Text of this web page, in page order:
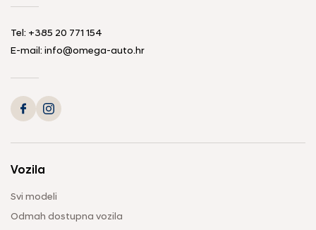
Tel: +385 20 771 154
E-mail: info@omega-auto.hr
Vozila
Svi modeli
Odmah dostupna vozila